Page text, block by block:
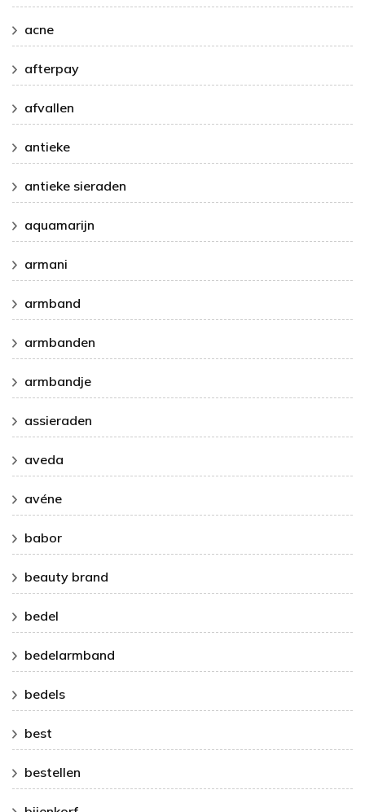
acne
afterpay
afvallen
antieke
antieke sieraden
aquamarijn
armani
armband
armbanden
armbandje
assieraden
aveda
avéne
babor
beauty brand
bedel
bedelarmband
bedels
best
bestellen